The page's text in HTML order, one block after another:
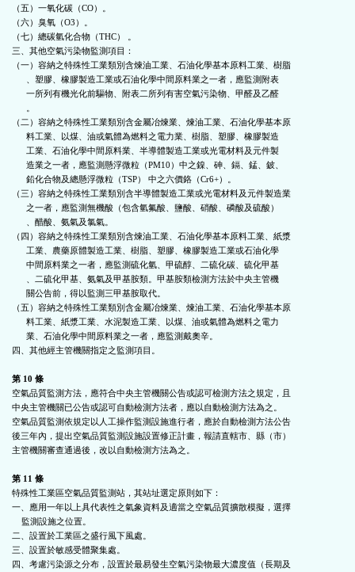
（五）一氧化碳（CO）。
（六）臭氧（O3）。
（七）總碳氫化合物（THC） 。
三、其他空氣污染物監測項目：
（一）容納之特殊性工業類別含煉油工業、石油化學基本原料工業、樹脂
（二）容納之特殊性工業類別含金屬冶煉業、煉油工業、石油化學基本原
（三）容納之特殊性工業類別含半導體製造工業或光電材料及元件製造業
（四）容納之特殊性工業類別含煉油工業、石油化學基本原料工業、紙漿
（五）容納之特殊性工業類別含金屬冶煉業、煉油工業、石油化學基本原
四、其他經主管機關指定之監測項目。
第 10 條
空氣品質監測方法，應符合中央主管機關公告或認可檢測方法之規定，且
中央主管機關已公告或認可自動檢測方法者，應以自動檢測方法為之。
空氣品質監測依規定以人工操作監測設施進行者，應於自動檢測方法公告
後三年內，提出空氣品質監測設施設置修正計畫，報請直轄市、縣（市）
主管機關審查通過後，改以自動檢測方法為之。
第 11 條
特殊性工業區空氣品質監測站，其站址選定原則如下：
一、應用一年以上具代表性之氣象資料及適當之空氣品質擴散模擬，選擇
二、設置於工業區之盛行風下風處。
三、設置於敏感受體聚集處。
四、考慮污染源之分布，設置於最易發生空氣污染物最大濃度值（長期及